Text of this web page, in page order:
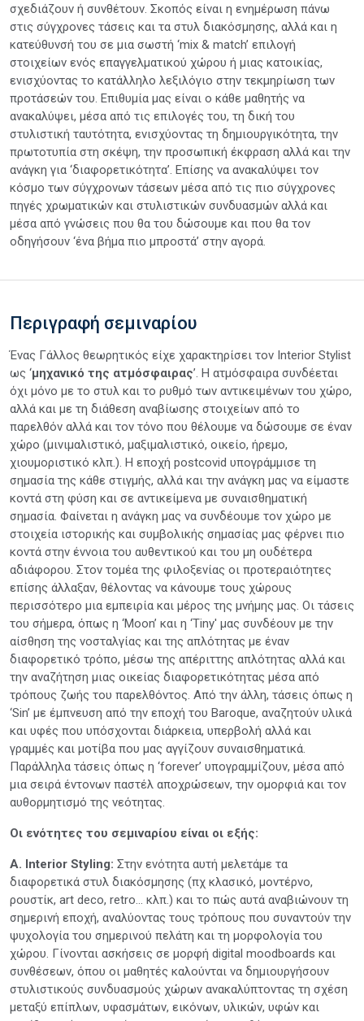
σχεδιάζουν ή συνθέτουν. Σκοπός είναι η ενημέρωση πάνω
στις σύγχρονες τάσεις και τα στυλ διακόσμησης, αλλά και η
κατεύθυνσή του σε μια σωστή ‘mix & match’ επιλογή
στοιχείων ενός επαγγελματικού χώρου ή μιας κατοικίας,
ενισχύοντας το κατάλληλο λεξιλόγιο στην τεκμηρίωση των
προτάσεών του. Επιθυμία μας είναι ο κάθε μαθητής να
ανακαλύψει, μέσα από τις επιλογές του, τη δική του
στυλιστική ταυτότητα, ενισχύοντας τη δημιουργικότητα, την
πρωτοτυπία στη σκέψη, την προσωπική έκφραση αλλά και την
ανάγκη για ‘διαφορετικότητα’. Επίσης να ανακαλύψει τον
κόσμο των σύγχρονων τάσεων μέσα από τις πιο σύγχρονες
πηγές χρωματικών και στυλιστικών συνδυασμών αλλά και
μέσα από γνώσεις που θα του δώσουμε και που θα τον
οδηγήσουν ‘ένα βήμα πιο μπροστά’ στην αγορά.
Περιγραφή σεμιναρίου
Ένας Γάλλος θεωρητικός είχε χαρακτηρίσει τον Interior Stylist
ως ‘μηχανικό της ατμόσφαιρας’. Η ατμόσφαιρα συνδέεται
όχι μόνο με το στυλ και το ρυθμό των αντικειμένων του χώρο,
αλλά και με τη διάθεση αναβίωσης στοιχείων από το
παρελθόν αλλά και τον τόνο που θέλουμε να δώσουμε σε έναν
χώρο (μινιμαλιστικό, μαξιμαλιστικό, οικείο, ήρεμο,
χιουμοριστικό κλπ.). Η εποχή postcovid υπογράμμισε τη
σημασία της κάθε στιγμής, αλλά και την ανάγκη μας να είμαστε
κοντά στη φύση και σε αντικείμενα με συναισθηματική
σημασία. Φαίνεται η ανάγκη μας να συνδέουμε τον χώρο με
στοιχεία ιστορικής και συμβολικής σημασίας μας φέρνει πιο
κοντά στην έννοια του αυθεντικού και του μη ουδέτερα
αδιάφορου. Στον τομέα της φιλοξενίας οι προτεραιότητες
επίσης άλλαξαν, θέλοντας να κάνουμε τους χώρους
περισσότερο μια εμπειρία και μέρος της μνήμης μας. Οι τάσεις
του σήμερα, όπως η ‘Moon’ και η ‘Tiny' μας συνδέουν με την
αίσθηση της νοσταλγίας και της απλότητας με έναν
διαφορετικό τρόπο, μέσω της απέριττης απλότητας αλλά και
την αναζήτηση μιας οικείας διαφορετικότητας μέσα από
τρόπους ζωής του παρελθόντος. Από την άλλη, τάσεις όπως η
‘Sin’ με έμπνευση από την εποχή του Baroque, αναζητούν υλικά
και υφές που υπόσχονται διάρκεια, υπερβολή αλλά και
γραμμές και μοτίβα που μας αγγίζουν συναισθηματικά.
Παράλληλα τάσεις όπως η ‘forever’ υπογραμμίζουν, μέσα από
μια σειρά έντονων παστέλ αποχρώσεων, την ομορφιά και τον
αυθορμητισμό της νεότητας.
Οι ενότητες του σεμιναρίου είναι οι εξής:
Α. Interior Styling: Στην ενότητα αυτή μελετάμε τα
διαφορετικά στυλ διακόσμησης (πχ κλασικό, μοντέρνο,
ρουστίκ, art deco, retro… κλπ.) και το πώς αυτά αναβιώνουν τη
σημερινή εποχή, αναλύοντας τους τρόπους που συναντούν την
ψυχολογία του σημερινού πελάτη και τη μορφολογία του
χώρου. Γίνονται ασκήσεις σε μορφή digital moodboards και
συνθέσεων, όπου οι μαθητές καλούνται να δημιουργήσουν
στυλιστικούς συνδυασμούς χώρων ανακαλύπτοντας τη σχέση
μεταξύ επίπλων, υφασμάτων, εικόνων, υλικών, υφών και